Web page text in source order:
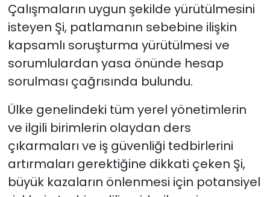
Çalışmaların uygun şekilde yürütülmesini
isteyen Şi, patlamanın sebebine ilişkin
kapsamlı soruşturma yürütülmesi ve
sorumlulardan yasa önünde hesap
sorulması çağrısında bulundu.
Ülke genelindeki tüm yerel yönetimlerin
ve ilgili birimlerin olaydan ders
çıkarmaları ve iş güvenliği tedbirlerini
artırmaları gerektiğine dikkati çeken Şi,
büyük kazaların önlenmesi için potansiyel